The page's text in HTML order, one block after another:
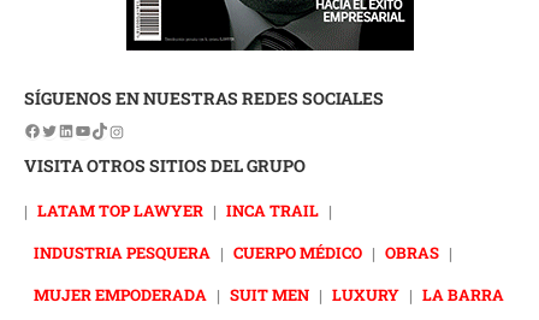
SÍGUENOS EN NUESTRAS REDES SOCIALES
VISITA OTROS SITIOS DEL GRUPO
| LATAM TOP LAWYER | INCA TRAIL |
INDUSTRIA PESQUERA | CUERPO MÉDICO | OBRAS |
MUJER EMPODERADA | SUIT MEN | LUXURY | LA BARRA